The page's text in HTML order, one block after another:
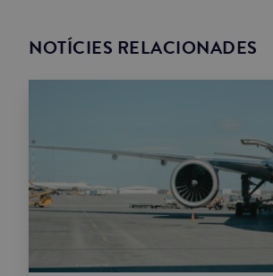
NOTÍCIES RELACIONADES